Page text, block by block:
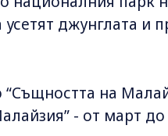
джунглата и
на
- от март